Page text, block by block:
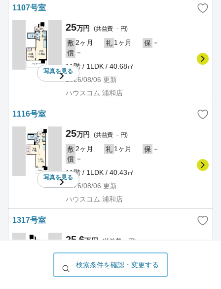
1107号室
写真を見る
25万円 (共益費 －円)
敷 2ヶ月 礼 1ヶ月 保 －
償 －
11階 / 1LDK / 40.68㎡
2026/08/06 更新
ハウスコム 浦和店
1116号室
写真を見る
25万円 (共益費 －円)
敷 2ヶ月 礼 1ヶ月 保 －
償 －
11階 / 1LDK / 40.43㎡
2026/08/06 更新
ハウスコム 浦和店
1317号室
25.6万円 (共益費 －円)
敷2ヶ月 礼1ヶ月 保－
償
－
13階 / 1LDK / 40.68㎡
検索条件を確認・変更する